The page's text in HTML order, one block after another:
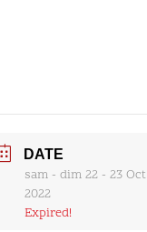
DATE
sam - dim 22 - 23 Oct
2022
Expired!